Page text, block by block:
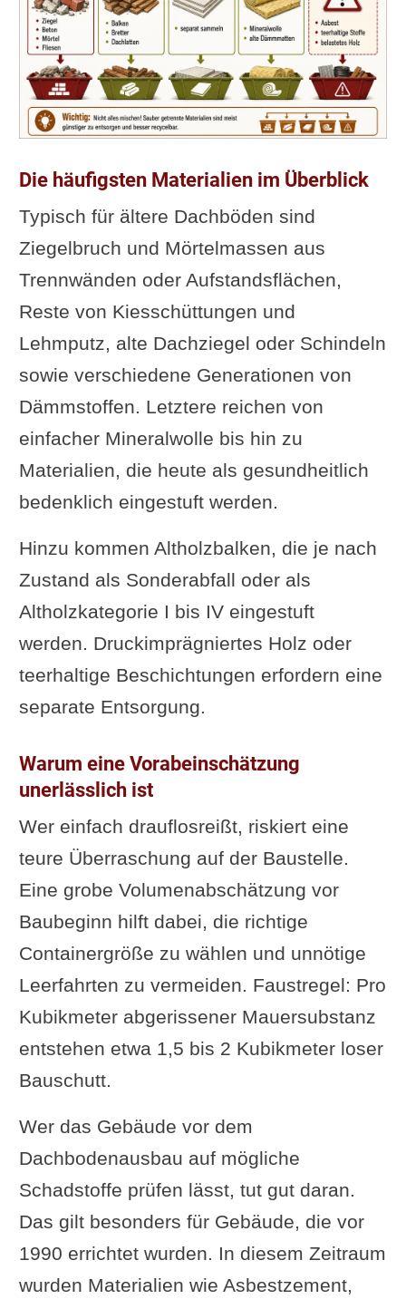
Die häufigsten Materialien im Überblick
Typisch für ältere Dachböden sind
Ziegelbruch und Mörtelmassen aus
Trennwänden oder Aufstandsflächen,
Reste von Kiesschüttungen und
Lehmputz, alte Dachziegel oder Schindeln
sowie verschiedene Generationen von
Dämmstoffen. Letztere reichen von
einfacher Mineralwolle bis hin zu
Materialien, die heute als gesundheitlich
bedenklich eingestuft werden.
Hinzu kommen Altholzbalken, die je nach
Zustand als Sonderabfall oder als
Altholzkategorie I bis IV eingestuft
werden. Druckimprägniertes Holz oder
teerhaltige Beschichtungen erfordern eine
separate Entsorgung.
Warum eine Vorabeinschätzung
unerlässlich ist
Wer einfach drauflosreißt, riskiert eine
teure Überraschung auf der Baustelle.
Eine grobe Volumenabschätzung vor
Baubeginn hilft dabei, die richtige
Containergröße zu wählen und unnötige
Leerfahrten zu vermeiden. Faustregel: Pro
Kubikmeter abgerissener Mauersubstanz
entstehen etwa 1,5 bis 2 Kubikmeter loser
Bauschutt.
Wer das Gebäude vor dem
Dachbodenausbau auf mögliche
Schadstoffe prüfen lässt, tut gut daran.
Das gilt besonders für Gebäude, die vor
1990 errichtet wurden. In diesem Zeitraum
wurden Materialien wie Asbestzement,